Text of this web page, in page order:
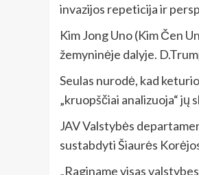
invazijos repeticija ir
Kim Jong Uno (Kim Čen
žemyninėje dalyje.
Seulas nurodė, kad
„kruopščiai analizuoja“
JAV Valstybės
sustabdyti Šiaurės
„Raginame visas